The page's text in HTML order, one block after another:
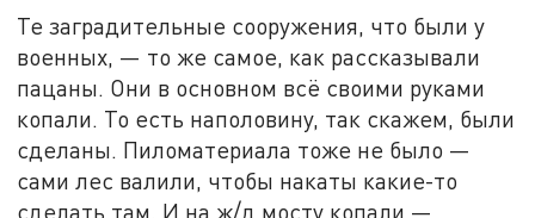
Те заградительные сооружения, что были у
военных, — то же самое, как рассказывали
пацаны. Они в основном всё своими руками
копали. То есть наполовину, так скажем, были
сделаны. Пиломатериала тоже не было —
сами лес валили, чтобы накаты какие-то
сделать там. И на ж/д мосту копали —